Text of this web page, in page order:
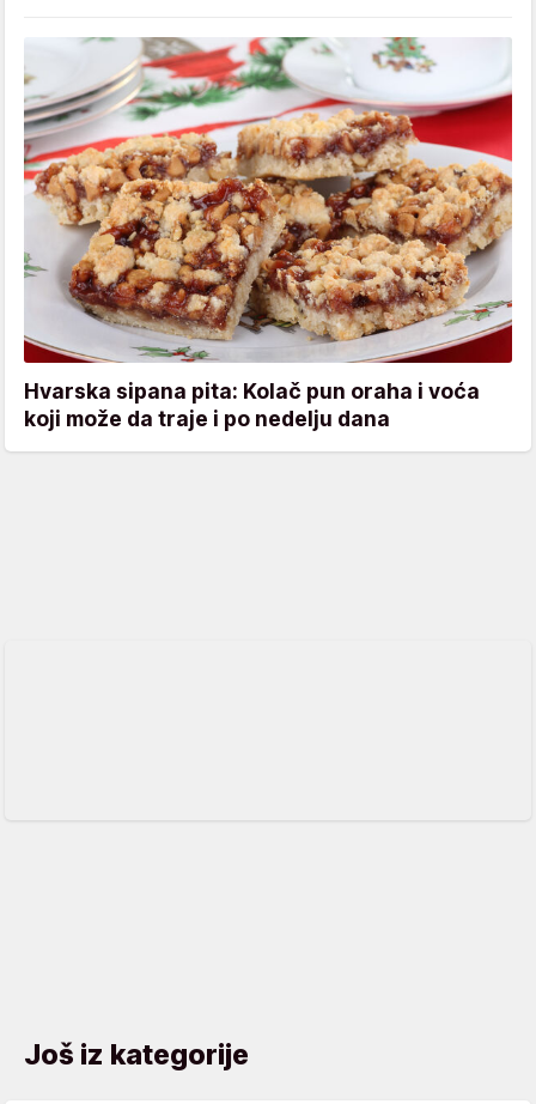
Hvarska sipana pita: Kolač pun oraha i voća
koji može da traje i po nedelju dana
Još iz kategorije